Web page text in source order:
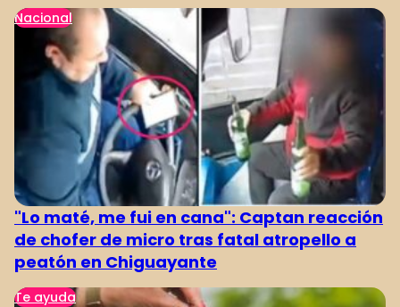
Nacional
"Lo maté, me fui en cana": Captan reacción
de chofer de micro tras fatal atropello a
peatón en Chiguayante
Te ayuda